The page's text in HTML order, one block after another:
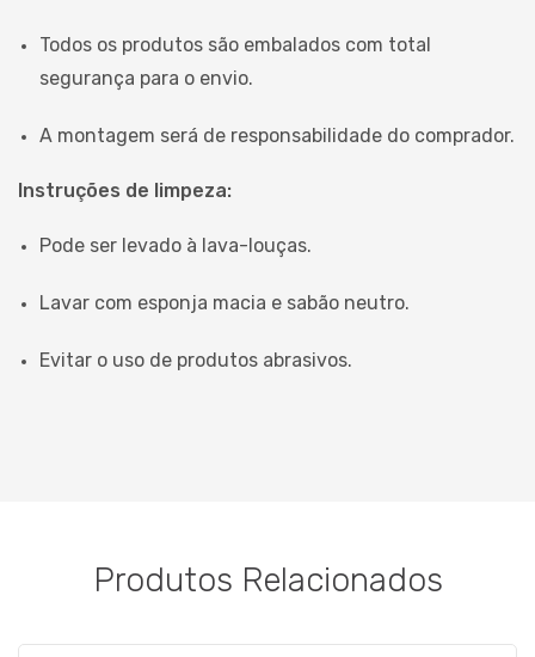
Todos os produtos são embalados com total
segurança para o envio.
A montagem será de responsabilidade do comprador.
Instruções de limpeza:
Pode ser levado à lava-louças.
Lavar com esponja macia e sabão neutro.
Evitar o uso de produtos abrasivos.
Produtos Relacionados